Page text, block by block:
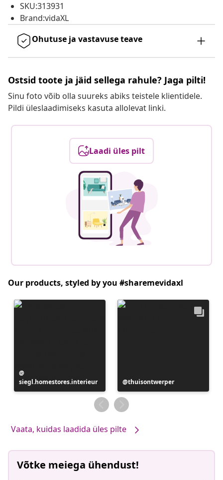
SKU:313931
Brand:vidaXL
Ohutuse ja vastavuse teave
Ostsid toote ja jäid sellega rahule? Jaga pilti!
Sinu foto võib olla suureks abiks teistele klientidele.
Pildi üleslaadimiseks kasuta allolevat linki.
Laadi üles pilt
Our products, styled by you #sharemevidaxl
avaldatud
siegl.homestores.interieur
Postitus
avaldatud
thuisontwerper
Vaata, kuidas laadida üles pilte
Võtke meiega ühendust!